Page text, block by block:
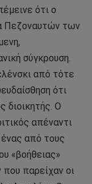
ότι ο
Πεζοναυτών των
σύγκρουση.
από τότε
ότι
διοικητής. Ο
απέναντι
από τους
«βοήθειας»
παρείχαν οι